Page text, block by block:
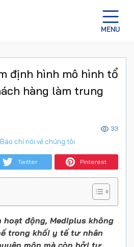
định hình mô hình tổ
hàng làm trung
33
Báo chí nói về chúng tôi
Twitter Pinterest
hoạt động, Mediplus không
trong khối y tế tư nhân
môn mà còn bởi tư